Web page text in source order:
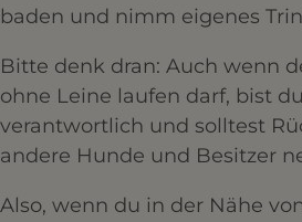
baden und nimm eigenes
Bitte denk dran: Auch wenn
ohne Leine laufen darf, bist
verantwortlich und solltest
andere Hunde und Besitzer
Also, wenn du in der Nähe